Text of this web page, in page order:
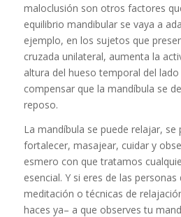
maloclusión son otros factores
equilibrio mandibular se vaya a
ejemplo, en los sujetos que
cruzada unilateral, aumenta la
altura del hueso temporal del
compensar que la mandíbula se
reposo.
La mandíbula se puede relajar, se
fortalecer, masajear, cuidar y
esmero con que tratamos
esencial. Y si eres de las
meditación o técnicas de
haces ya– a que observes tu